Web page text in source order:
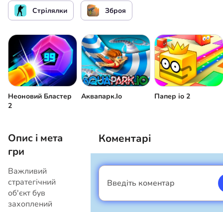
Стрілялки Зброя
Неоновий Бластер
2
Аквапарк.Іо Папер іо 2
Опис і мета
гри
Важливий
стратегічний
об'єкт був
захоплений
Коментарі
Введіть коментар
Я хлопець